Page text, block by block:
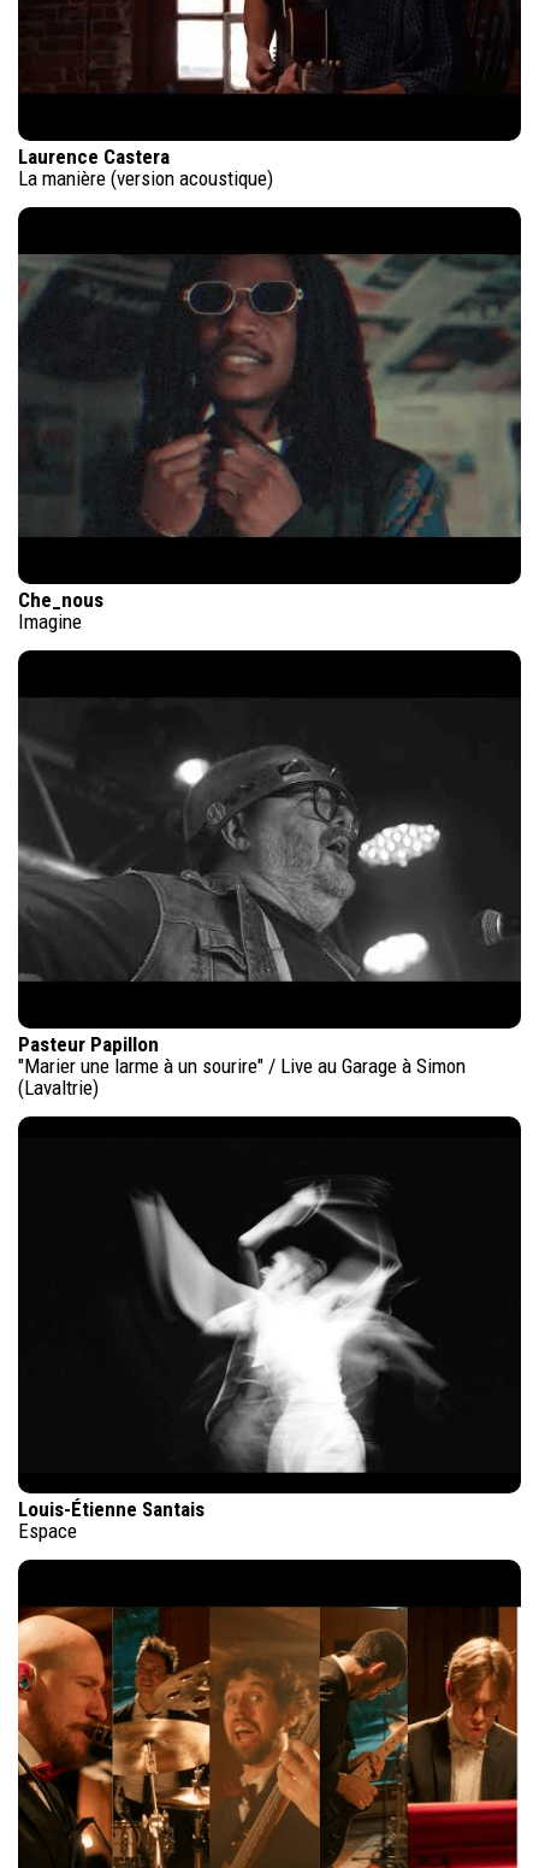
Laurence Castera
La manière (version acoustique)
Che_nous
Imagine
Pasteur Papillon
"Marier une larme à un sourire" / Live au Garage à Simon
(Lavaltrie)
Louis-Étienne Santais
Espace